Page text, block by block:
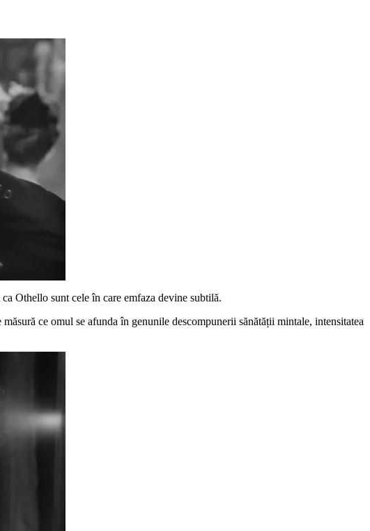
Othello sunt cele în care emfaza devine subtilă.
măsură ce omul se afunda în genunile descompunerii sănătății mintale, intensitatea